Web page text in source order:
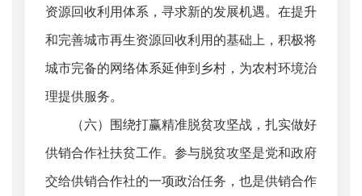
资源回收利用体系，寻求新的发展机遇。在提升
和完善城市再生资源回收利用的基础上，积极将
城市完备的网络体系延伸到乡村，为农村环境治
理提供服务。
（六）围绕打赢精准脱贫攻坚战，扎实做好
供销合作社扶贫工作。参与脱贫攻坚是党和政府
交给供销合作社的一项政治任务，也是供销合作